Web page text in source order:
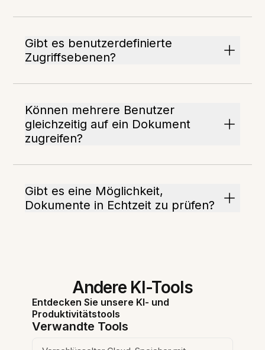
Gibt es benutzerdefinierte
Zugriffsebenen?
Können mehrere Benutzer
gleichzeitig auf ein Dokument
zugreifen?
Gibt es eine Möglichkeit,
Dokumente in Echtzeit zu prüfen?
Andere KI-Tools
Entdecken Sie unsere KI- und
Produktivitätstools
Verwandte Tools